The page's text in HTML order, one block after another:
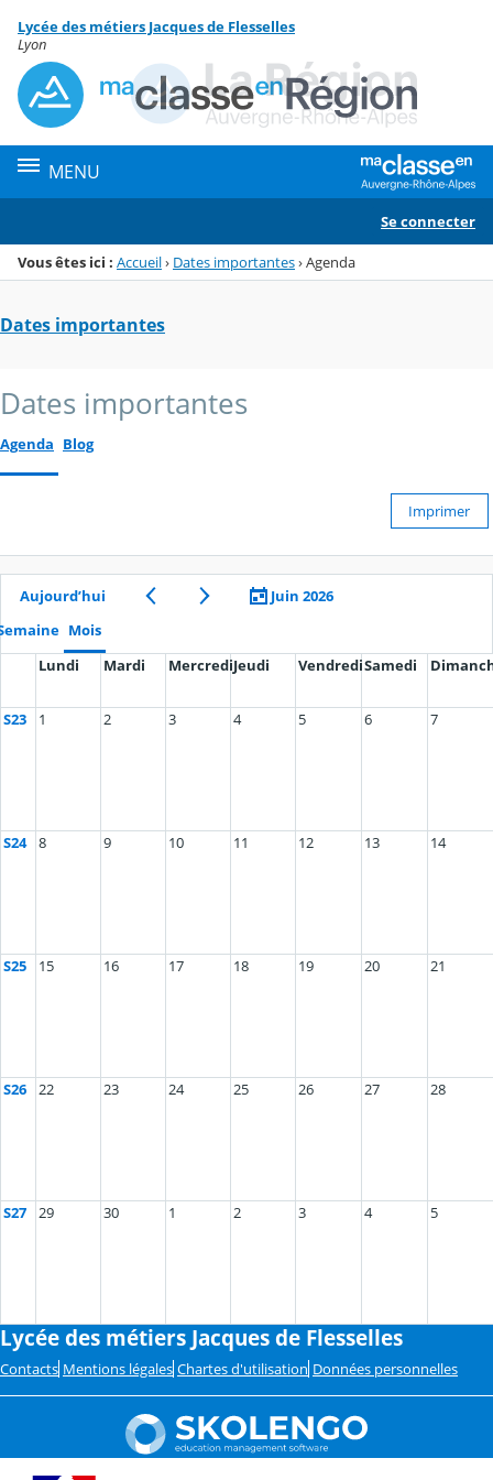
Menu de la rubrique
Contenu
Lycée des métiers Jacques de Flesselles
Lyon
MENU
Se connecter
Vous êtes ici : Accueil› Dates importantes›Agenda
Dates importantes
Dates importantes
Agenda Blog
Imprimer
Aujourd’hui
Juin 2026
Mois
Lundi
Mardi MercrediJeudi VendrediSamedi
S23 1 2 3 4 5 6 7
S24 8 9 10 11 12 13 14
S25 15 16 17 18 19 20 21
S26 22 23 24 25 26 27 28
S27 29 30 1 2 3 4 5
Lycée des métiers Jacques de Flesselles
Contacts Mentions légales Chartes d'utilisation Données personnelles